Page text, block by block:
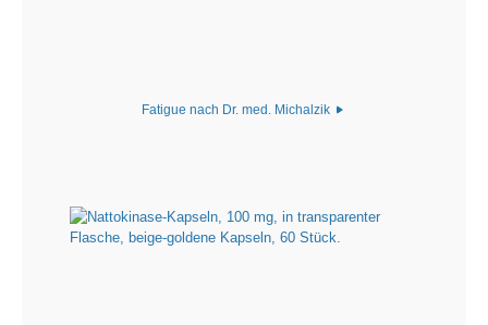
Fatigue nach Dr. med. Michalzik